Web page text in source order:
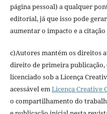
página pessoal) a qualquer
editorial, já que isso pode
aumentar o impacto e a
c)Autores mantém os direitos
direito de primeira
licenciado sob a Licença
acessável emLicença Creative
o compartilhamento do